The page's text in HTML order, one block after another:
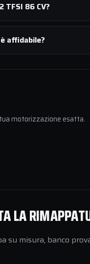
TFSI 86 CV?
affidabile?
motorizzazione esatta.
LA
su misura, banco